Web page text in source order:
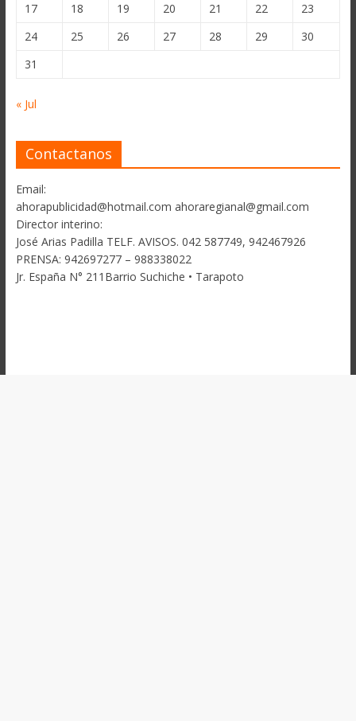
17
18 19 20 21 22
23
24
25 26 27 28 29
30
31
« Jul
Contactanos
Email:
ahorapublicidad@hotmail.com ahoraregianal@gmail.com
Director interino:
José Arias Padilla TELF. AVISOS. 042 587749, 942467926
PRENSA: 942697277 – 988338022
Jr. España N° 211Barrio Suchiche • Tarapoto